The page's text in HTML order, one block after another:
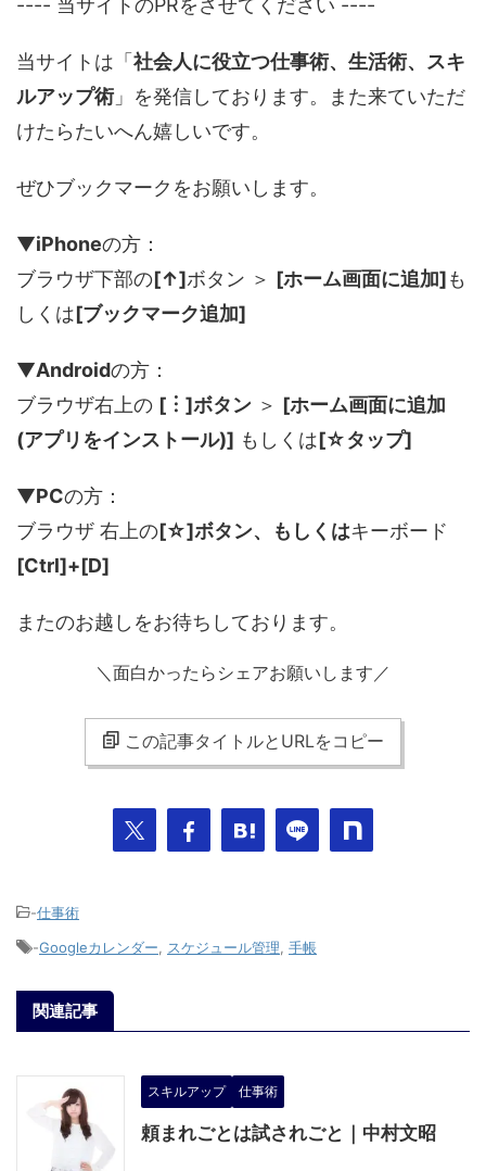
当サイトは「社会人に役立つ仕事術、生活術、スキ
ルアップ術」を発信しております。また来ていただ
けたらたいへん嬉しいです。
ぜひブックマークをお願いします。
▼iPhoneの方：
ブラウザ下部の[↑]ボタン ＞ [ホーム画面に追加]も
しくは[ブックマーク追加]
▼Androidの方：
ブラウザ右上の [︙]ボタン ＞ [ホーム画面に追加
(アプリをインストール)] もしくは[☆タップ]
▼PCの方：
ブラウザ 右上の[☆]ボタン、もしくはキーボード
[Ctrl]+[D]
またのお越しをお待ちしております。
＼面白かったらシェアお願いします／
この記事タイトルとURLをコピー
-仕事術
-Googleカレンダー スケジュール管理 手帳
関連記事
スキルアップ 仕事術
頼まれごとは試されごと｜中村文昭